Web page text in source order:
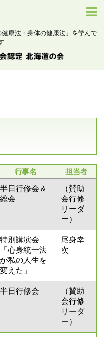
康法・身体の健康法」を学んで
行事名 担当者
半日行修会＆
総会
（賛助
会行修
リーダ
ー）
特別講演会
「心身統一法
が私の人生を
変えた」
尾身幸
次
半日行修会
（賛助
会行修
リーダ
ー）